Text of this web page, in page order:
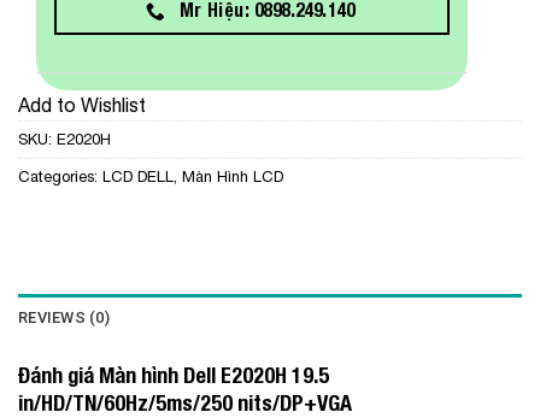
Mr Hiệu: 0898.249.140
Add to Wishlist
SKU: E2020H
Categories: LCD DELL Màn Hình LCD
REVIEWS (0)
Đánh giá Màn hình Dell E2020H 19.5
in/HD/TN/60Hz/5ms/250 nits/DP+VGA